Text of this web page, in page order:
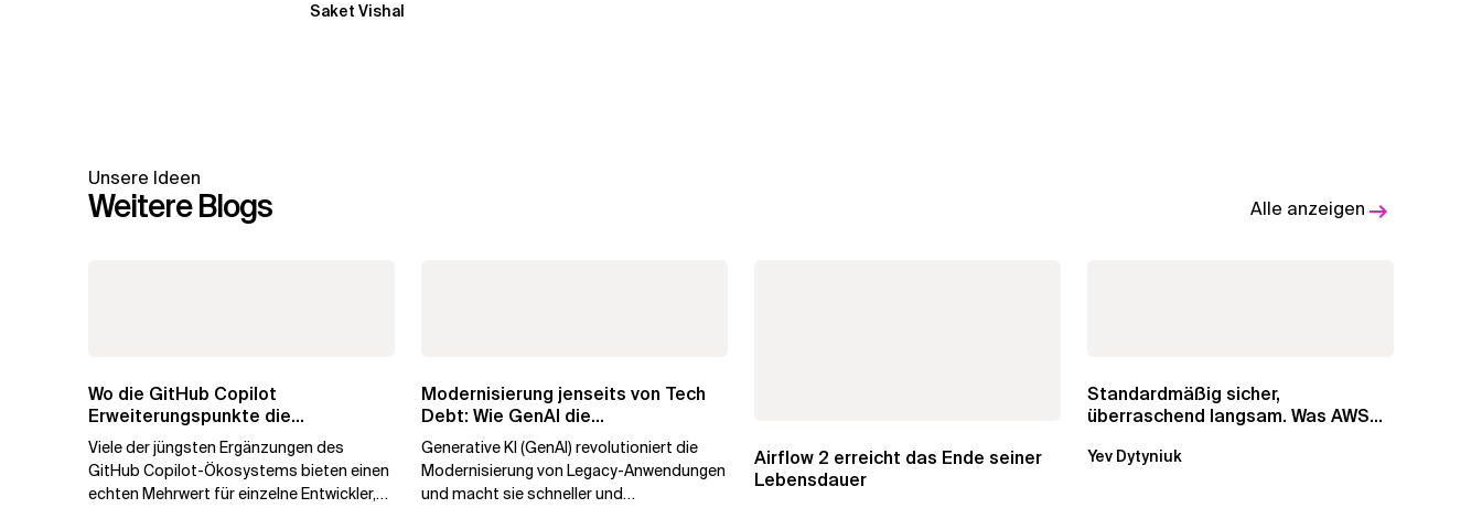
Saket Vishal
Unsere Ideen
Weitere Blogs Alle anzeigen
Wo die GitHub Copilot
Erweiterungspunkte die
Governance brechen
Viele der jüngsten Ergänzungen des
GitHub Copilot-Ökosystems bieten einen
echten Mehrwert für einzelne Entwickler,
Modernisierung jenseits von Tech
Debt: Wie GenAI die
Unternehmenstransformation...
Generative KI (GenAI) revolutioniert die
Modernisierung von Legacy-Anwendungen
und macht sie schneller und
Airflow 2 erreicht das Ende seiner
Lebensdauer
Standardmäßig sicher,
überraschend langsam. Was AWS
Yev Dytyniuk